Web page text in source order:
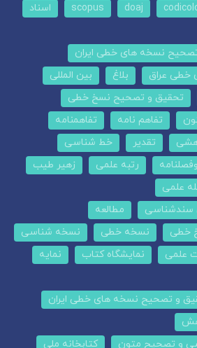
doaj
scopus
اسناد
نسخه های خطی ایران
خطی عراق
بلاغ
بین المللی
تحقیق و تصحیح نسخ خطی
تفاهم نامه
تفاهمنامه
تقدیر
خط شناسی
رتبه علمی
زهیر طیب
علمی
سندشناسی
مطالعه
خطی نسخه خطی
نسخه شناسی
علمی نمایشگاه کتاب
نمایه
و تصحیح نسخه های خطی ایران
و تصحیح متون
کتابخانه ملی